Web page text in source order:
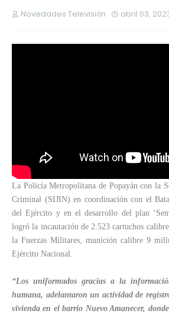
Novedades Televisión abril 03,
La Policía Metropolitana de Popayán con la
Criminal (SIJIN) en coordinación con el
del Ejército y en el desarrollo del plan
logró la incautación de 2.523 cartuchos
la Fuerzas Militares, munición calibre 9
Ejército Nacional.
“Los uniformados gracias a la
humana, adelantaron un actividad de
vivienda en el barrio Nuevo Amanecer,